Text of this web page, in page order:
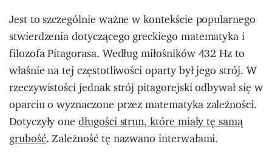
Jest to szczególnie ważne w kontekście popularnego
stwierdzenia dotyczącego greckiego matematyka i
filozofa Pitagorasa. Według miłośników 432 Hz to
właśnie na tej częstotliwości oparty był jego strój. W
rzeczywistości jednak strój pitagorejski odbywał się w
oparciu o wyznaczone przez matematyka zależności.
Dotyczyły onedługości strun, które miały tę samą
grubość. Zależność tę nazwano interwałami.